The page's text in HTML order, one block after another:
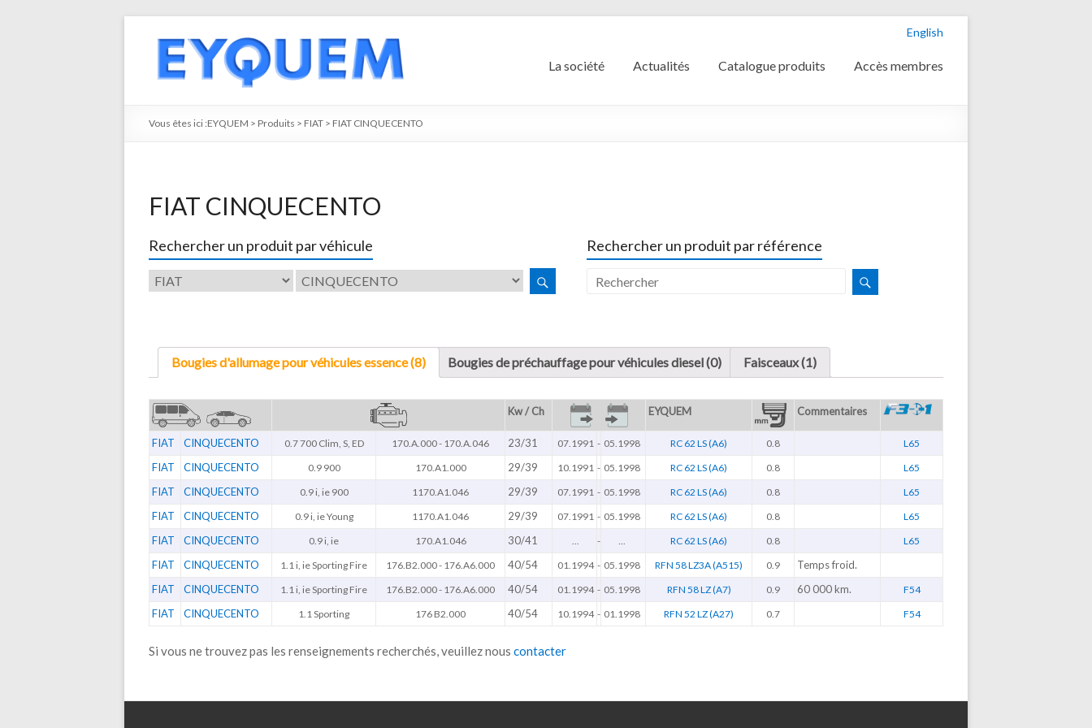
English
La société Actualités Catalogue produits Accès membres
Vous êtes ici :EYQUEM > Produits > FIAT > FIAT CINQUECENTO
FIAT CINQUECENTO
Rechercher un produit par véhicule Rechercher un produit par référence
Bougies d'allumage pour véhicules essence (8) Bougies de préchauffage pour véhicules diesel (0) Faisceaux (1)
Kw / Ch EYQUEM Commentaires
FIAT CINQUECENTO 0.7 700 Clim, S, ED 170.A.000 - 170.A.046 23/31 07.1991 - 05.1998 RC 62 LS (A6) 0.8 L65
FIAT CINQUECENTO 0.9 900 170.A1.000 29/39 10.1991 - 05.1998 RC 62 LS (A6) 0.8 L65
FIAT CINQUECENTO 0.9 i, ie 900 1170.A1.046 29/39 07.1991 - 05.1998 RC 62 LS (A6) 0.8 L65
FIAT CINQUECENTO 0.9 i, ie Young 1170.A1.046 29/39 07.1991 - 05.1998 RC 62 LS (A6) 0.8 L65
FIAT CINQUECENTO 0.9 i, ie 170.A1.046 30/41 - RC 62 LS (A6) 0.8 L65
FIAT CINQUECENTO 1.1 i, ie Sporting Fire 176.B2.000 - 176.A6.000 40/54 01.1994 - 05.1998 RFN 58 LZ3A (A515) 0.9
Temps froid.
FIAT
CINQUECENTO 1.1 i, ie Sporting Fire 176.B2.000 - 176.A6.000 40/54 01.1994 - 05.1998 RFN 58 LZ (A7) 0.9 60 000 km. F54
FIAT CINQUECENTO 1.1 Sporting 176 B2.000 40/54 10.1994 - 01.1998 RFN 52 LZ (A27) 0.7 F54
Si vous ne trouvez pas les renseignements recherchés, veuillez nous contacter